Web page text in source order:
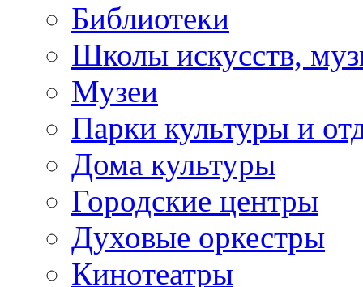
Библиотеки
Школы искусств,
Музеи
Парки культуры и
Дома культуры
Городские центры
Духовые оркестры
Кинотеатры